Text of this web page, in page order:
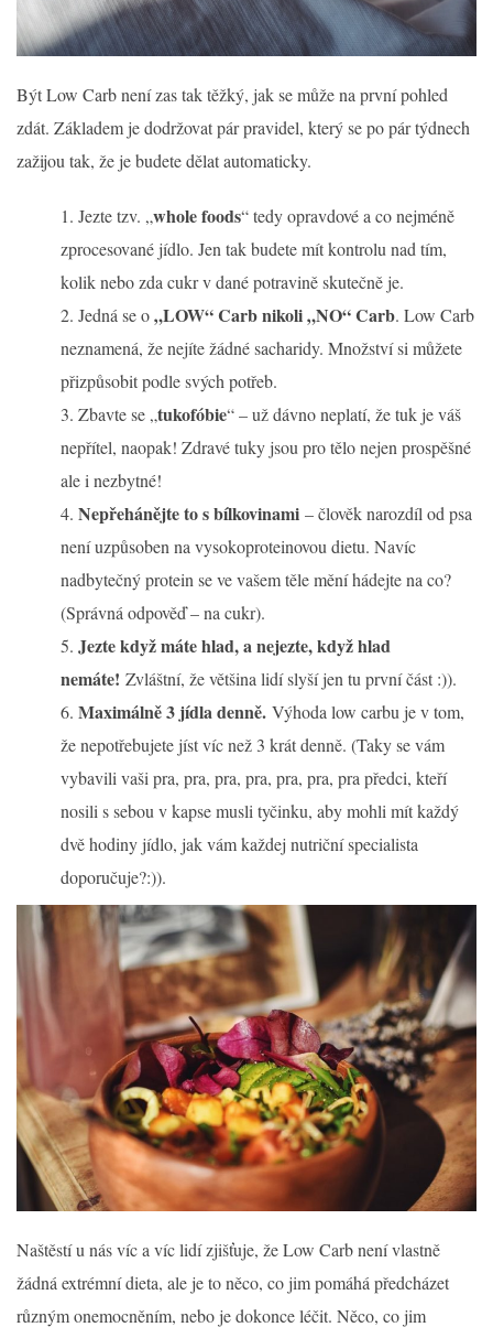
Být Low Carb není zas tak těžký, jak se může na první pohled
zdát. Základem je dodržovat pár pravidel, který se po pár týdnech
zažijou tak, že je budete dělat automaticky.
Jezte tzv. „whole foods“ tedy opravdové a co nejméně
zprocesované jídlo. Jen tak budete mít kontrolu nad tím,
kolik nebo zda cukr v dané potravině skutečně je.
Jedná se o„LOW“ Carb nikoli „NO“ Carb. Low Carb
neznamená, že nejíte žádné sacharidy. Množství si můžete
přizpůsobit podle svých potřeb.
Zbavte se „tukofóbie“ – už dávno neplatí, že tuk je váš
nepřítel, naopak! Zdravé tuky jsou pro tělo nejen prospěšné
ale i nezbytné!
Nepřehánějte to s bílkovinami – člověk narozdíl od psa
není uzpůsoben na vysokoproteinovou dietu. Navíc
nadbytečný protein se ve vašem těle mění hádejte na co?
(Správná odpověď – na cukr).
Jezte když máte hlad, a nejezte, když hlad
nemáte! Zvláštní, že většina lidí slyší jen tu první část :)).
Maximálně 3 jídla denně. Výhoda low carbu je v tom,
že nepotřebujete jíst víc než 3 krát denně. (Taky se vám
vybavili vaši pra, pra, pra, pra, pra, pra, pra předci, kteří
nosili s sebou v kapse musli tyčinku, aby mohli mít každý
dvě hodiny jídlo, jak vám každej nutriční specialista
doporučuje?:)).
Naštěstí u nás víc a víc lidí zjišťuje, že Low Carb není vlastně
žádná extrémní dieta, ale je to něco, co jim pomáhá předcházet
různým onemocněním, nebo je dokonce léčit. Něco, co jim